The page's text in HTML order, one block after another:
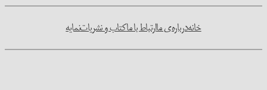
خانهدرباره‌ی ماارتباط با ماکتاب و نشریاتنمایه